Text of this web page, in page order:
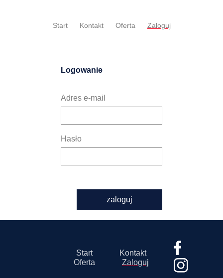
Start Kontakt Oferta Zaloguj
Logowanie
Adres e-mail
Hasło
zaloguj
Start
Kontakt
Oferta
Zaloguj